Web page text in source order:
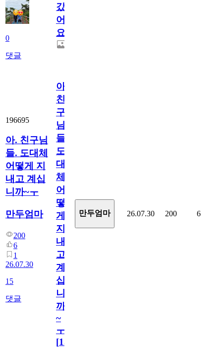
0
댓글
갔
어
요.
196695
아. 친구님
들. 도대체
어떻게 지
내고 계십
니까~ㅜ
만두엄마
200
6
1
26.07.30
15
댓글
아.
친
구
님
들.
도
대
체
어
떻
게
지
내
고
계
십
니
까
~
ㅜ
[15
만두엄마 26.07.30 200 6